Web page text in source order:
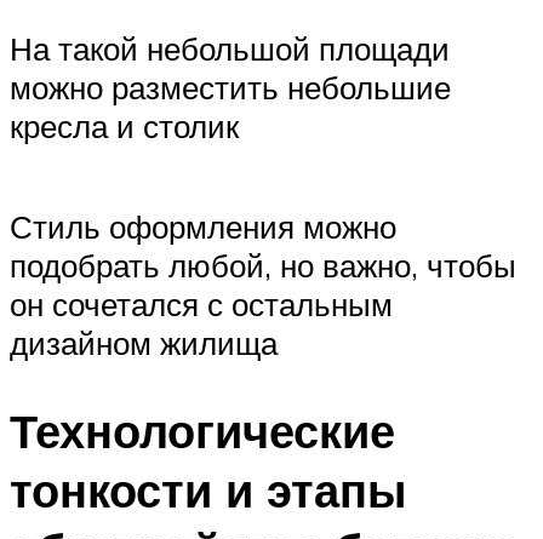
На такой небольшой площади
можно разместить небольшие
кресла и столик
Стиль оформления можно
подобрать любой, но важно, чтобы
он сочетался с остальным
дизайном жилища
Технологические
тонкости и этапы